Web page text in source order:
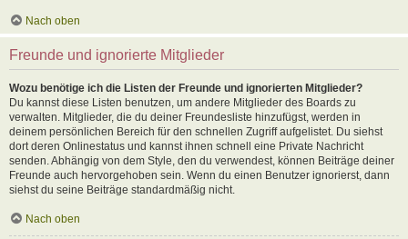
Nach oben
Freunde und ignorierte Mitglieder
Wozu benötige ich die Listen der Freunde und ignorierten Mitglieder?
Du kannst diese Listen benutzen, um andere Mitglieder des Boards zu
verwalten. Mitglieder, die du deiner Freundesliste hinzufügst, werden in
deinem persönlichen Bereich für den schnellen Zugriff aufgelistet. Du siehst
dort deren Onlinestatus und kannst ihnen schnell eine Private Nachricht
senden. Abhängig von dem Style, den du verwendest, können Beiträge deiner
Freunde auch hervorgehoben sein. Wenn du einen Benutzer ignorierst, dann
siehst du seine Beiträge standardmäßig nicht.
Nach oben